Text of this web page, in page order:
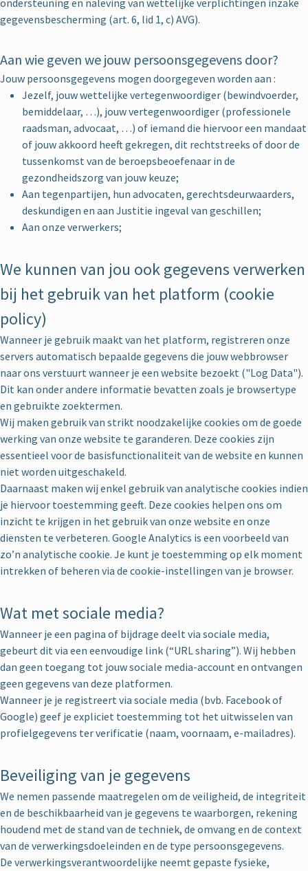
ondersteuning en naleving van wettelijke verplichtingen inzake
gegevensbescherming (art. 6, lid 1, c) AVG).
Aan wie geven we jouw persoonsgegevens door?
Jouw persoonsgegevens mogen doorgegeven worden aan :
Jezelf, jouw wettelijke vertegenwoordiger (bewindvoerder,
bemiddelaar, …), jouw vertegenwoordiger (professionele
raadsman, advocaat, …) of iemand die hiervoor een mandaat
of jouw akkoord heeft gekregen, dit rechtstreeks of door de
tussenkomst van de beroepsbeoefenaar in de
gezondheidszorg van jouw keuze;
Aan tegenpartijen, hun advocaten, gerechtsdeurwaarders,
deskundigen en aan Justitie ingeval van geschillen;
Aan onze verwerkers;
We kunnen van jou ook gegevens verwerken
bij het gebruik van het platform (cookie
policy)
Wanneer je gebruik maakt van het platform, registreren onze
servers automatisch bepaalde gegevens die jouw webbrowser
naar ons verstuurt wanneer je een website bezoekt ("Log Data").
Dit kan onder andere informatie bevatten zoals je browsertype
en gebruikte zoektermen.
Wij maken gebruik van strikt noodzakelijke cookies om de goede
werking van onze website te garanderen. Deze cookies zijn
essentieel voor de basisfunctionaliteit van de website en kunnen
niet worden uitgeschakeld.
Daarnaast maken wij enkel gebruik van analytische cookies indien
je hiervoor toestemming geeft. Deze cookies helpen ons om
inzicht te krijgen in het gebruik van onze website en onze
diensten te verbeteren. Google Analytics is een voorbeeld van
zo’n analytische cookie. Je kunt je toestemming op elk moment
intrekken of beheren via de cookie-instellingen van je browser.
Wat met sociale media?
Wanneer je een pagina of bijdrage deelt via sociale media,
gebeurt dit via een eenvoudige link (“URL sharing”). Wij hebben
dan geen toegang tot jouw sociale media-account en ontvangen
geen gegevens van deze platformen.
Wanneer je je registreert via sociale media (bvb. Facebook of
Google) geef je expliciet toestemming tot het uitwisselen van
profielgegevens ter verificatie (naam, voornaam, e-mailadres).
Beveiliging van je gegevens
We nemen passende maatregelen om de veiligheid, de integriteit
en de beschikbaarheid van je gegevens te waarborgen, rekening
houdend met de stand van de techniek, de omvang en de context
van de verwerkingsdoeleinden en de type persoonsgegevens.
De verwerkingsverantwoordelijke neemt gepaste fysieke,